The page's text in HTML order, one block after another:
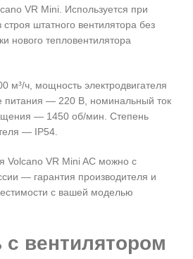
VR Mini. Используется при
штатного вентилятора без
нового тепловентилятора
м³/ч, мощность электродвигателя
питания — 220 В, номинальный ток
— 1450 об/мин. Степень
— IP54.
Volcano VR Mini AC можно с
— гарантия производителя и
с вашей моделью
с вентилятором